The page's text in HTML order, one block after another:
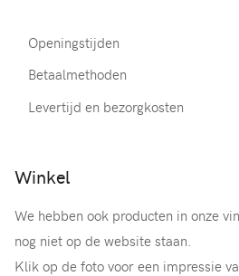
Openingstijden
Betaalmethoden
Levertijd en bezorgkosten
Winkel
We hebben ook producten in onze
nog niet op de website staan.
Klik op de foto voor een impressie